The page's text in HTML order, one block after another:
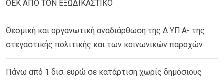
ΟΕΚ ΑΠΟ ΤΟΝ ΕΞΩΔΙΚΑΣΤΙΚΟ
Θεσμική και οργανωτική αναδιάρθωση της Δ.ΥΠ.Α- της
στεγαστικής πολιτικής και των κοινωνικών παροχών
Πάνω από 1 δισ. ευρώ σε κατάρτιση χωρίς δημόσιους